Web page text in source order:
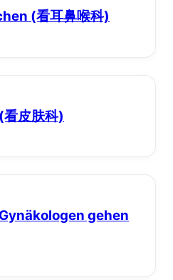
(看耳鼻喉科)
(看皮肤科)
gehen